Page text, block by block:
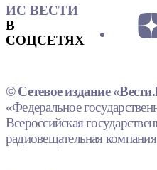
ИС ВЕСТИ
В
СОЦСЕТЯХ
© Сетевое издание
«Федеральное
Всероссийская
радиовещательная